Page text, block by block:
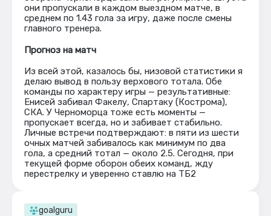
они пропускали в каждом выездном матче, в
среднем по 1.43 гола за игру, даже после смены
главного тренера.
Прогноз на матч
Из всей этой, казалось бы, низовой статистики я
делаю вывод в пользу верхового тотала. Обе
команды по характеру игры — результативные:
Енисей забивал Факелу, Спартаку (Кострома),
СКА. У Черноморца тоже есть моменты —
пропускает всегда, но и забивает стабильно.
Личные встречи подтверждают: в пяти из шести
очных матчей забивалось как минимум по два
гола, а средний тотал — около 2.5. Сегодня, при
текущей форме оборон обеих команд, жду
перестрелку и уверенно ставлю на ТБ2
goalguru